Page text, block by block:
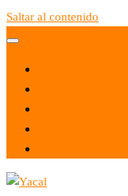
Saltar al contenido